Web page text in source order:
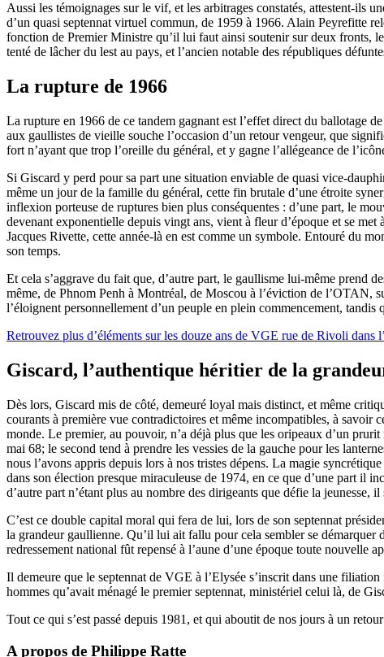
Aussi les témoignages sur le vif, et les arbitrages constatés, attestent-ils
d’un quasi septennat virtuel commun, de 1959 à 1966. Alain Peyrefitte
fonction de Premier Ministre qu’il lui faut ainsi soutenir sur deux fronts,
tenté de lâcher du lest au pays, et l’ancien notable des républiques
La rupture de 1966
La rupture en 1966 de ce tandem gagnant est l’effet direct du ballotage
aux gaullistes de vieille souche l’occasion d’un retour vengeur, que
fort n’ayant que trop l’oreille du général, et y gagne l’allégeance de
Si Giscard y perd pour sa part une situation enviable de quasi vice-
même un jour de la famille du général, cette fin brutale d’une étroite
inflexion porteuse de ruptures bien plus conséquentes : d’une part, le
devenant exponentielle depuis vingt ans, vient à fleur d’époque et se
Jacques Rivette, cette année-là en est comme un symbole. Entouré du
son temps.
Et cela s’aggrave du fait que, d’autre part, le gaullisme lui-même prend
même, de Phnom Penh à Montréal, de Moscou à l’éviction de l’OTAN,
l’éloignent personnellement d’un peuple en plein commencement,
Retrouvez plus d’éléments sur les douze ans de VGE rue de Rivoli
Giscard, l’authentique héritier de la
Dès lors, Giscard mis de côté, demeuré loyal mais distinct, et même
courants à première vue contradictoires et même incompatibles, à
monde. Le premier, au pouvoir, n’a déjà plus que les oripeaux d’un
mai 68; le second tend à prendre les vessies de la gauche pour les
nous l’avons appris depuis lors à nos tristes dépens. La magie
dans son élection presque miraculeuse de 1974, en ce que d’une part il
d’autre part n’étant plus au nombre des dirigeants que défie la jeunesse,
C’est ce double capital moral qui fera de lui, lors de son septennat
la grandeur gaullienne. Qu’il lui ait fallu pour cela sembler se
redressement national fût repensé à l’aune d’une époque toute nouvelle
Il demeure que le septennat de VGE à l’Elysée s’inscrit dans une
hommes qu’avait ménagé le premier septennat, ministériel celui là, de
Tout ce qui s’est passé depuis 1981, et qui aboutit de nos jours à un
A propos de Philippe Ratte